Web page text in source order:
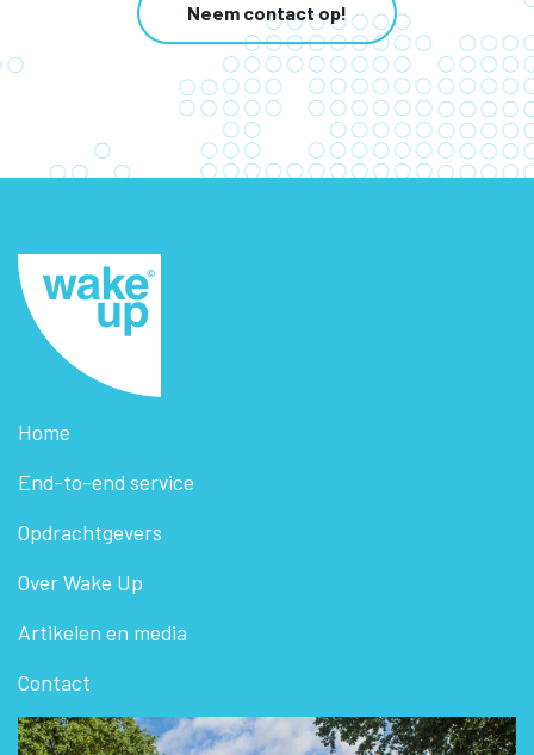
Neem contact op!
Home
End-to-end service
Opdrachtgevers
Over Wake Up
Artikelen en media
Contact